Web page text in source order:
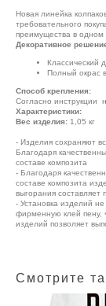
Новая линейка
требовательного
преимущества в одном
Декоративное
Классический
Полный окрас
Способ крепления:
Согласно инструкции
Характеристики:
Вес изделия: 1,05 кг
- Изделия сохраняют
Благодаря
составе композита
- Благодаря
составе композита
выгорания составляет
- Установка изделий
фирменную клей пену,
изделий позволяет
Смотрите